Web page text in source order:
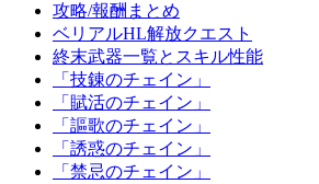
攻略/報酬まとめ
ベリアルHL解放クエスト
終末武器一覧とスキル性能
「技錬のチェイン」
「賦活のチェイン」
「謳歌のチェイン」
「誘惑のチェイン」
「禁忌のチェイン」